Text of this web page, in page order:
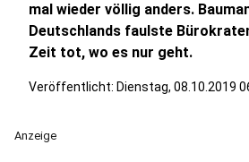
mal wieder völlig anders.
Deutschlands faulste
Zeit tot, wo es nur geht.
Veröffentlicht: Dienstag, 08.10.2019
Anzeige